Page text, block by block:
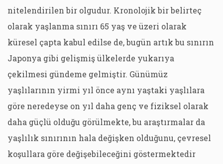
nitelendirilen bir olgudur. Kronolojik bir belirteç
olarak yaşlanma sınırı 65 yaş ve üzeri olarak
küresel çapta kabul edilse de, bugün artık bu sınırın
Japonya gibi gelişmiş ülkelerde yukarıya
çekilmesi gündeme gelmiştir. Günümüz
yaşlılarının yirmi yıl önce aynı yaştaki yaşlılara
göre neredeyse on yıl daha genç ve fiziksel olarak
daha güçlü olduğu görülmekte, bu araştırmalar da
yaşlılık sınırının hala değişken olduğunu, çevresel
koşullara göre değişebileceğini göstermektedir